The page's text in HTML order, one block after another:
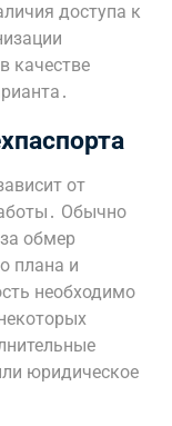
доступа к
качестве
от
Обычно
обмер
плана и
необходимо
юридическое